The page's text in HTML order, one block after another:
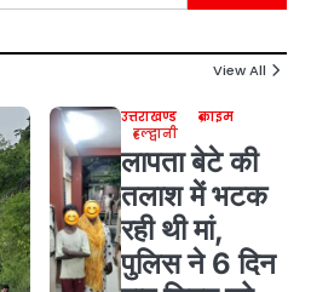
View All
उत्तराखण्ड
क्राइम
हल्द्वानी
लापता बेटे की
तलाश में भटक
रही थी मां,
पुलिस ने 6 दिन